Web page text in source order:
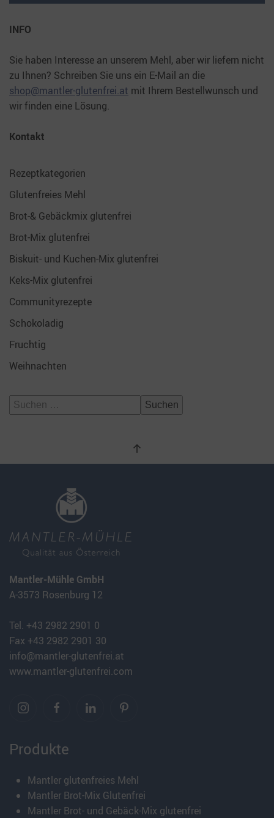
INFO
Sie haben Interesse an unserem Mehl, aber wir liefern nicht
zu Ihnen? Schreiben Sie uns ein E-Mail an die
shop@mantler-glutenfrei.at mit Ihrem Bestellwunsch und
wir finden eine Lösung.
Kontakt
Rezeptkategorien
Glutenfreies Mehl
Brot-& Gebäckmix glutenfrei
Brot-Mix glutenfrei
Biskuit- und Kuchen-Mix glutenfrei
Keks-Mix glutenfrei
Communityrezepte
Schokoladig
Fruchtig
Weihnachten
Suchen
nach:
Mantler-Mühle GmbH
A-3573 Rosenburg 12
Tel. +43 2982 2901 0
Fax +43 2982 2901 30
info@mantler-glutenfrei.at
www.mantler-glutenfrei.com
Produkte
Mantler glutenfreies Mehl
Mantler Brot-Mix Glutenfrei
Mantler Brot- und Gebäck-Mix glutenfrei